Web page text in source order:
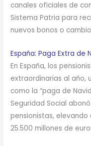
canales oficiales de
Sistema Patria para
nuevos bonos o
España: Paga Extra de
En España, los
extraordinarias al año,
como la “paga de
Seguridad Social
pensionistas,
25.500 millones de